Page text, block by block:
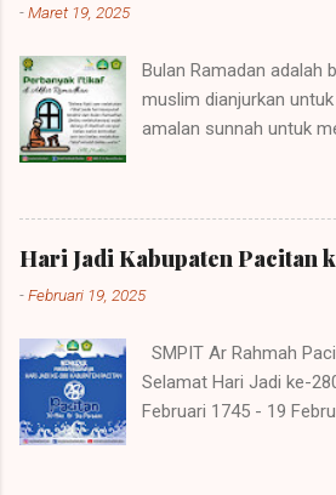
-Maret 19, 2025
Bulan Ramadan adalah
muslim dianjurkan
amalan sunnah untuk
dilakukan adalah
dalam masjid pada 10
ramadan. Sebab waktu
yang berpeluang besar
lailatul qadar I'tikaf ini
melakukan ibadah
membaca Al quran, dan
#smpit
#bulanpenuhberkah
Hari Jadi Kabupaten Pacitan
-Februari 19, 2025
SMPIT Ar Rahmah
Selamat Hari Jadi ke-
Februari 1745 - 19
Paradise